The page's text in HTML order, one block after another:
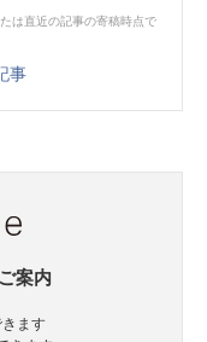
は直近の記事の寄稿時点で
事
案内
ます